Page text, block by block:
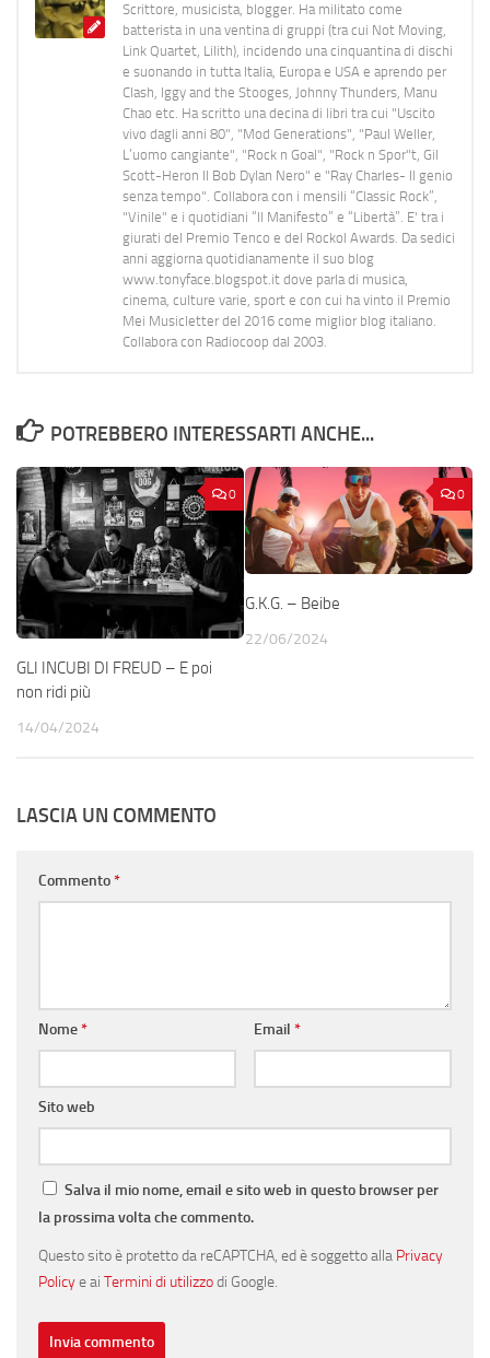
Scrittore, musicista, blogger. Ha militato come
batterista in una ventina di gruppi (tra cui Not Moving,
Link Quartet, Lilith), incidendo una cinquantina di dischi
e suonando in tutta Italia, Europa e USA e aprendo per
Clash, Iggy and the Stooges, Johnny Thunders, Manu
Chao etc. Ha scritto una decina di libri tra cui "Uscito
vivo dagli anni 80", "Mod Generations", "Paul Weller,
L’uomo cangiante", "Rock n Goal", "Rock n Spor"t, Gil
Scott-Heron Il Bob Dylan Nero" e "Ray Charles- Il genio
senza tempo". Collabora con i mensili “Classic Rock”,
"Vinile" e i quotidiani “Il Manifesto” e “Libertà”. E' tra i
giurati del Premio Tenco e del Rockol Awards. Da sedici
anni aggiorna quotidianamente il suo blog
www.tonyface.blogspot.it dove parla di musica,
cinema, culture varie, sport e con cui ha vinto il Premio
Mei Musicletter del 2016 come miglior blog italiano.
Collabora con Radiocoop dal 2003.
POTREBBERO INTERESSARTI ANCHE...
0
GLI INCUBI DI FREUD – E poi
non ridi più
14/04/2024
0
G.K.G. – Beibe
22/06/2024
LASCIA UN COMMENTO
Commento*
Nome* Email *
Sito web
Salva il mio nome, email e sito web in questo browser per
la prossima volta che commento.
Questo sito è protetto da reCAPTCHA, ed è soggetto alla Privacy
Policye ai Termini di utilizzodi Google.